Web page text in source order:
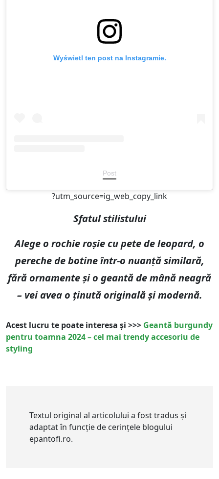
Wyświetl ten post na Instagramie.
Post
?utm_source=ig_web_copy_link
Sfatul stilistului
Alege o rochie roșie cu pete de leopard, o
pereche de botine într-o nuanță similară,
fără ornamente și o geantă de mână neagră
– vei avea o ținută originală și modernă.
Acest lucru te poate interesa și >>> Geantă burgundy
pentru toamna 2024 – cel mai trendy accesoriu de
styling
Textul original al articolului a fost tradus și
adaptat în funcție de cerințele blogului
epantofi.ro.